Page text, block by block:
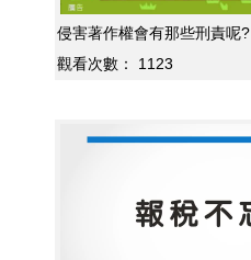
侵害著作權會有那些刑責呢?
觀看次數：
1123